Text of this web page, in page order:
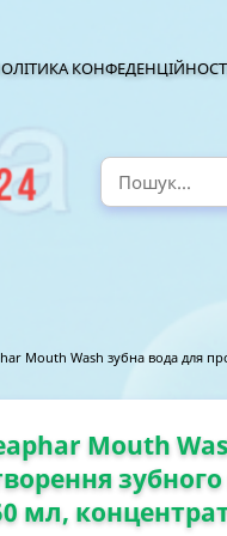
Mouth Wash зубна вода для
Mouth
зубного
мл,